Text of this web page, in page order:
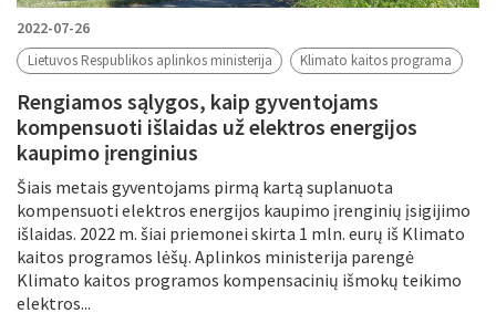
2022-07-26
Lietuvos Respublikos aplinkos ministerija Klimato kaitos programa
Rengiamos sąlygos, kaip gyventojams
kompensuoti išlaidas už elektros energijos
kaupimo įrenginius
Šiais metais gyventojams pirmą kartą suplanuota
kompensuoti elektros energijos kaupimo įrenginių įsigijimo
išlaidas. 2022 m. šiai priemonei skirta 1 mln. eurų iš Klimato
kaitos programos lėšų. Aplinkos ministerija parengė
Klimato kaitos programos kompensacinių išmokų teikimo
elektros...